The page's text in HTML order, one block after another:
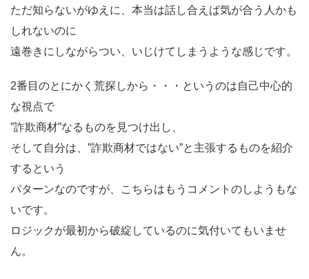
ただ知らないがゆえに、本当は話し合えば気が合う人かも
しれないのに
遠巻きにしながらつい、いじけてしまうような感じです。
2番目のとにかく荒探しから・・・というのは自己中心的
な視点で
”詐欺商材”なるものを見つけ出し、
そして自分は、”詐欺商材ではない”と主張するものを紹介
するという
パターンなのですが、こちらはもうコメントのしようもな
いです。
ロジックが最初から破綻しているのに気付いてもいませ
ん。